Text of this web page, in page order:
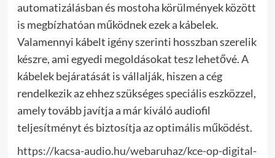
automatizálásban és mostoha körülmények között
is megbízhatóan működnek ezek a kábelek.
Valamennyi kábelt igény szerinti hosszban szerelik
készre, ami egyedi megoldásokat tesz lehetővé. A
kábelek bejáratását is vállalják, hiszen a cég
rendelkezik az ehhez szükséges speciális eszközzel,
amely tovább javítja a már kiváló audiofil
teljesítményt és biztosítja az optimális működést.
https://kacsa-audio.hu/webaruhaz/kce-op-digital-